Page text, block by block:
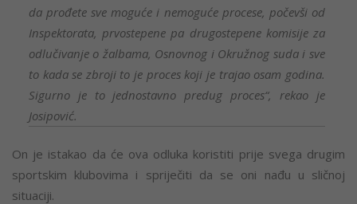
da prođete sve moguće i nemoguće procese, počevši od
Inspektorata, prvostepene pa drugostepene komisije za
odlučivanje o žalbama, Osnovnog i Okružnog suda i sve
to kada se zbroji to je proces koji je trajao osam godina.
Sigurno je to jednostavno predug proces“, rekao je
Josipović.
On je istakao da će ova odluka koristiti prije svega drugim
sportskim klubovima i spriječiti da se oni nađu u sličnoj
situaciji.